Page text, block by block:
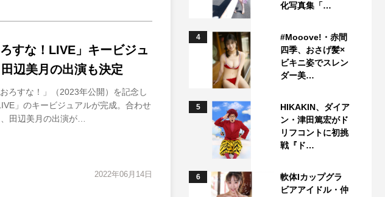
すな！LIVE」キービジュ
辺美月の出演も決定
ろすな！」（2023年公開）を記念し
」のキービジュアルが完成。合わせ
田辺美月の出演が…
2022年06月14日
化写真集「…
4
#Mooove!・赤間
四季、おさげ髪×
ビキニ姿でスレン
ダー美…
5
HIKAKIN、ダイア
ン・津田篤宏がド
リフコントに初挑
戦『ド…
6
軟体Iカップグラ
ビアアイドル・仲